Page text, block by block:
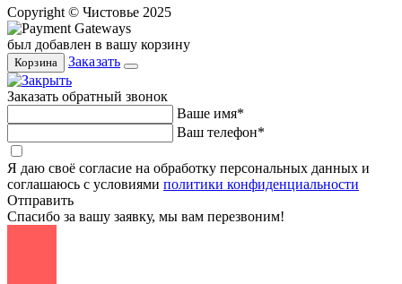
Copyright © Чистовье 2025
был добавлен в вашу корзину
Корзина Заказать
Заказать обратный звонок
Ваше имя*
Ваш телефон*
Я даю своё согласие на обработку персональных данных и
соглашаюсь с условиями политики конфиденциальности
Отправить
Спасибо за вашу заявку, мы вам перезвоним!